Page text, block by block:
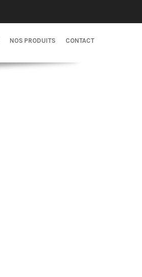
NOS PRODUITS CONTACT